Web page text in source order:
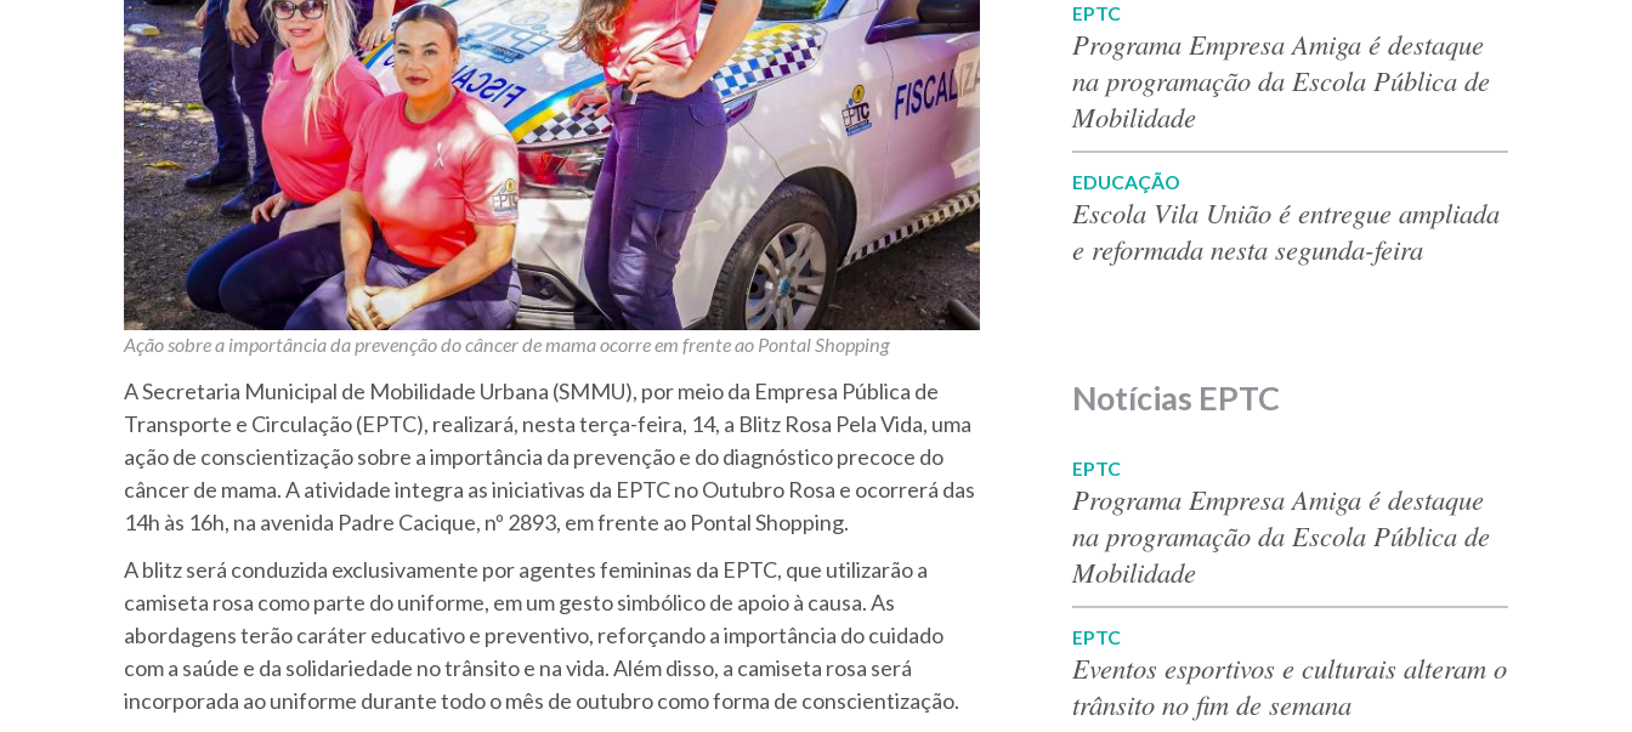
Ação sobre a importância da prevenção do câncer de mama ocorre em frente ao Pontal Shopping
A Secretaria Municipal de Mobilidade Urbana (SMMU), por meio da Empresa Pública de
Transporte e Circulação (EPTC), realizará, nesta terça-feira, 14, a Blitz Rosa Pela Vida, uma
ação de conscientização sobre a importância da prevenção e do diagnóstico precoce do
câncer de mama. A atividade integra as iniciativas da EPTC no Outubro Rosa e ocorrerá das
14h às 16h, na avenida Padre Cacique, nº 2893, em frente ao Pontal Shopping.
A blitz será conduzida exclusivamente por agentes femininas da EPTC, que utilizarão a
camiseta rosa como parte do uniforme, em um gesto simbólico de apoio à causa. As
abordagens terão caráter educativo e preventivo, reforçando a importância do cuidado
com a saúde e da solidariedade no trânsito e na vida. Além disso, a camiseta rosa será
incorporada ao uniforme durante todo o mês de outubro como forma de conscientização.
EPTC
Programa Empresa Amiga é destaque
na programação da Escola Pública de
Mobilidade
EDUCAÇÃO
Escola Vila União é entregue ampliada
e reformada nesta segunda-feira
Notícias EPTC
EPTC
Programa Empresa Amiga é destaque
na programação da Escola Pública de
Mobilidade
EPTC
Eventos esportivos e culturais alteram o
trânsito no fim de semana